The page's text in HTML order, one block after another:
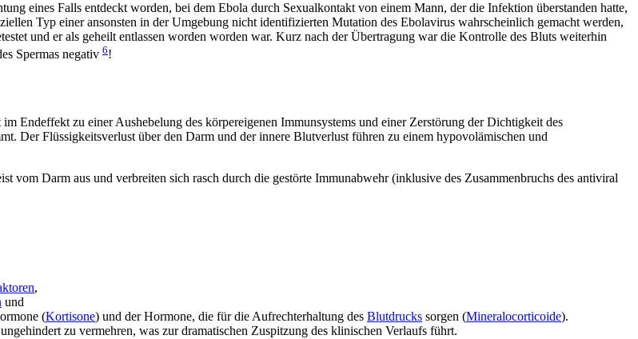
eines Falls entdeckt worden, bei dem Ebola durch Sexualkontakt von einem Mann, der die Infektion überstanden hatte,
Typ einer ansonsten in der Umgebung nicht identifizierten Mutation des Ebolavirus wahrscheinlich gemacht werden,
und er als geheilt entlassen worden worden war. Kurz nach der Übertragung war die Kontrolle des Bluts weiterhin
Spermas negativ 6!
Endeffekt zu einer Aushebelung des körpereigenen Immunsystems und einer Zerstörung der Dichtigkeit des
Der Flüssigkeitsverlust über den Darm und der innere Blutverlust führen zu einem hypovolämischen und
vom Darm aus und verbreiten sich rasch durch die gestörte Immunabwehr (inklusive des Zusammenbruchs des antiviral
,
und
(Kortisone) und der Hormone, die für die Aufrechterhaltung des Blutdrucks sorgen (Mineralocorticoide).
zu vermehren, was zur dramatischen Zuspitzung des klinischen Verlaufs führt.